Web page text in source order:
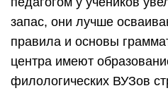
запас, они лучше
правила и основы
центра имеют
филологических ВУЗов